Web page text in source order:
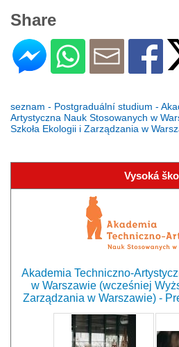
Share
seznam - Postgraduální studium -
Artystyczna Nauk Stosowanych w
Szkoła Ekologii i Zarządzania w
Vysoká
Akademia Techniczno-
w Warszawie (wcześniej
Zarządzania w Warszawie) -